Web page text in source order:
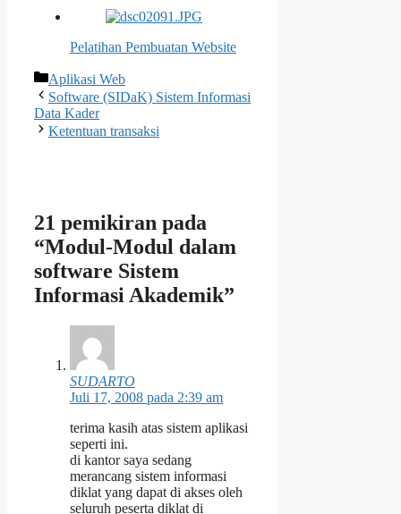
Pelatihan Pembuatan Website
Kategori
Aplikasi Web
Software (SIDaK) Sistem Informasi
Data Kader
Ketentuan transaksi
21 pemikiran pada
“Modul-Modul dalam
software Sistem
Informasi Akademik”
SUDARTO
Juli 17, 2008 pada 2:39 am
terima kasih atas sistem aplikasi
seperti ini.
di kantor saya sedang
merancang sistem informasi
diklat yang dapat di akses oleh
seluruh peserta diklat di